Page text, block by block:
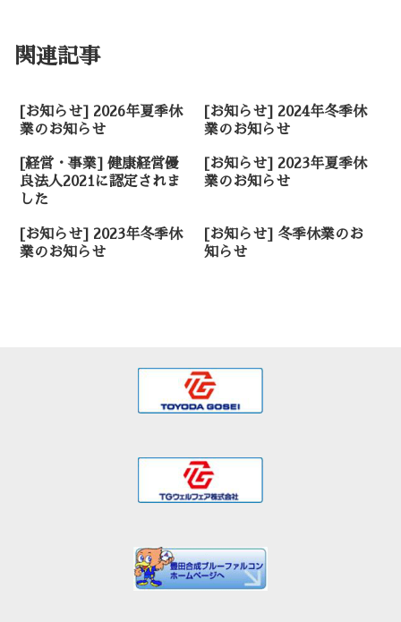
関連記事
[お知らせ] 2026年夏季休
業のお知らせ
[お知らせ] 2024年冬季休
業のお知らせ
[経営・事業] 健康経営優
良法人2021に認定されま
した
[お知らせ] 2023年夏季休
業のお知らせ
[お知らせ] 2023年冬季休
業のお知らせ
[お知らせ] 冬季休業のお
知らせ